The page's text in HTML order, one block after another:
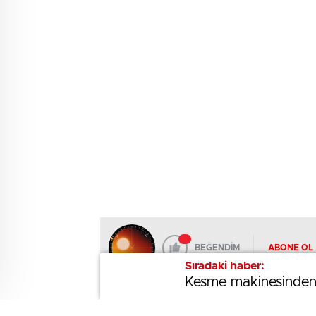
Sıradaki haber:
Kesme
BEĞENDİM ABONE OL
Sıradaki haber:
Kesme